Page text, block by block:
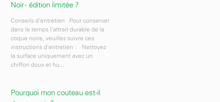
Noir - édition limitée ?
Conseils d'entretien Pour conserver
dans le temps l’attrait durable de la
coque noire, veuillez suivre ces
instructions d'entretien : Nettoyez
la surface uniquement avec un
chiffon doux et hu...
Pourquoi mon couteau est-il